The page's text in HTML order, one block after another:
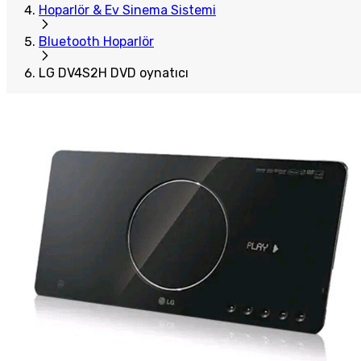
Hoparlör & Ev Sinema Sistemi
Bluetooth Hoparlör
LG DV4S2H DVD oynatıcı